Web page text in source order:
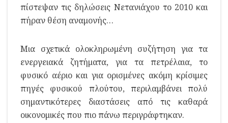
πίστεψαν τις δηλώσεις Νετανιάχου το 2010 και
πήραν θέση αναμονής…
Μια σχετικά ολοκληρωμένη συζήτηση για τα
ενεργειακά ζητήματα, για τα πετρέλαια, το
φυσικό αέριο και για ορισμένες ακόμη κρίσιμες
πηγές φυσικού πλούτου, περιλαμβάνει πολύ
σημαντικότερες διαστάσεις από τις καθαρά
οικονομικές που πιο πάνω περιγράφτηκαν.